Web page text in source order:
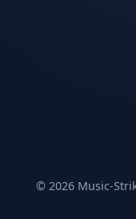
© 2026 Music-